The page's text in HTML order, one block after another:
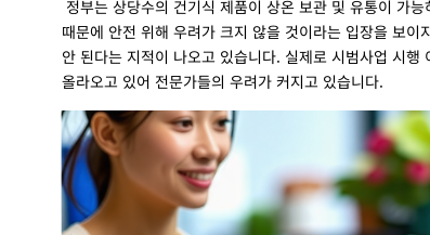
정부는 상당수의 건기식 제품이 상온 보관 및 유통이 가
때문에 안전 위해 우려가 크지 않을 것이라는 입장을 보
안 된다는 지적이 나오고 있습니다. 실제로 시범사업 시
올라오고 있어 전문가들의 우려가 커지고 있습니다.